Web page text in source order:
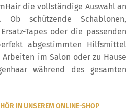
die vollständige Auswahl an
Ob schützende Schablonen,
Tapes oder die passenden
abgestimmten Hilfsmittel
im Salon oder zu Hause
während des gesamten
IN UNSEREM ONLINE-SHOP